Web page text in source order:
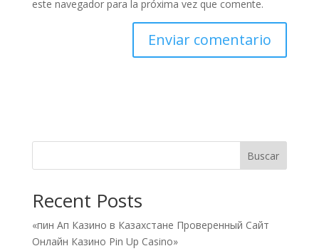
este navegador para la próxima vez que comente.
Buscar
Recent Posts
«пин Ап Казино в Казахстане Проверенный Сайт
Онлайн Казино Pin Up Casino»